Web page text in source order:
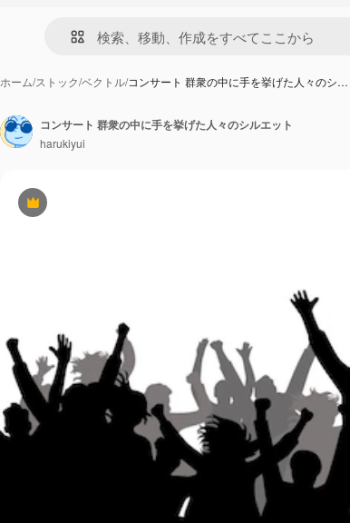
ホーム/ストック/ベクトル/コンサート 群衆の中に手を挙げた人々のシ…
Premium
コンサート 群衆の中に手を挙げた人々のシルエット
harukiyui